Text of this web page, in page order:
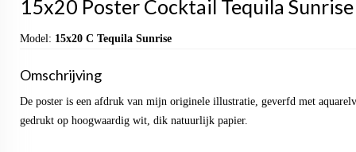
15x20 Poster Cocktail Tequila
Model: 15x20 C Tequila Sunrise
Omschrijving
De poster is een afdruk van mijn originele illustratie, geverfd met
gedrukt op hoogwaardig wit, dik natuurlijk papier.